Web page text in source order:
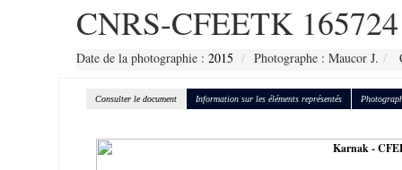
CNRS-CFEETK 165724
Date de la photographie : 2015 Photographe : Maucor J.
Consulter le document Information sur les éléments représentés